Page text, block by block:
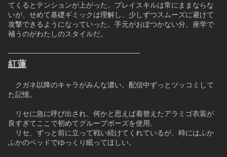
てくるとテンションが上がった。プレイスキルは常にままならな
いが、せめて基礎ギミックは理解し、少しずつスムーズに避けて
攻撃できるようになっていった。手元がおぼつかない分、座学で
補うのがわたしのスタイルだ。
──────────────────────────
紅蓮
クガネ以降のキャラがみんな濃い。配信中ずっとツッコミして
た記憶。
リセに急に呼び出され、何かと思えば着替えたアラミゴ衣装が
良すぎてここで初めてグループポーズを使用。
リセ、ずっと前に立って戦い続けてくれているが、時にはふか
ふかのベッドでゆっくり眠ってほしい。